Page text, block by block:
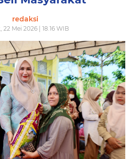
redaksi
22 Mei 2026 | 18.16 WIB